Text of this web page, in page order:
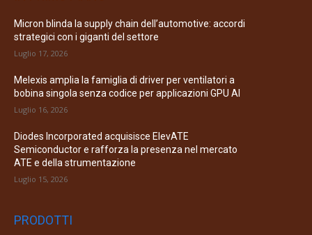
Micron blinda la supply chain dell’automotive: accordi
strategici con i giganti del settore
Luglio 17, 2026
Melexis amplia la famiglia di driver per ventilatori a
bobina singola senza codice per applicazioni GPU AI
Luglio 16, 2026
Diodes Incorporated acquisisce ElevATE
Semiconductor e rafforza la presenza nel mercato
ATE e della strumentazione
Luglio 15, 2026
PRODOTTI